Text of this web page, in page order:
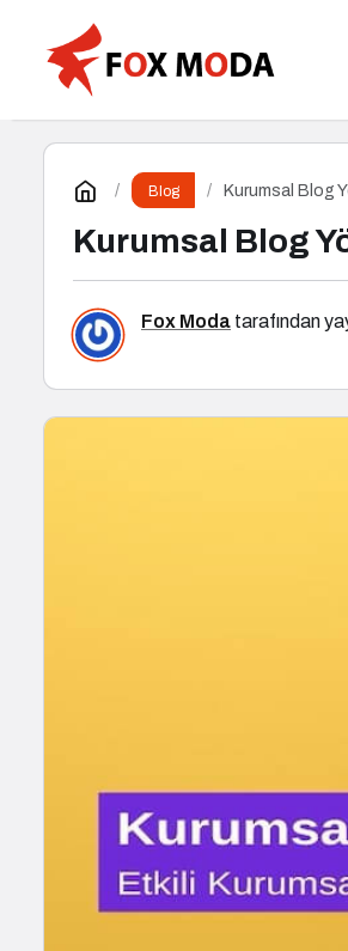
Blog Kurumsal Blog
Kurumsal Blog
Fox Moda tarafından